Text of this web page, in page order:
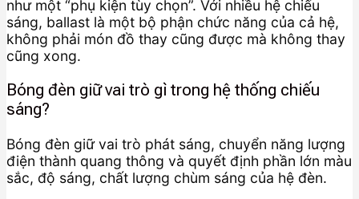
như một “phụ kiện tùy chọn”. Với nhiều hệ chiếu
sáng, ballast là một bộ phận chức năng của cả hệ,
không phải món đồ thay cũng được mà không thay
cũng xong.
Bóng đèn giữ vai trò gì trong hệ thống chiếu
sáng?
Bóng đèn giữ vai trò phát sáng, chuyển năng lượng
điện thành quang thông và quyết định phần lớn màu
sắc, độ sáng, chất lượng chùm sáng của hệ đèn.